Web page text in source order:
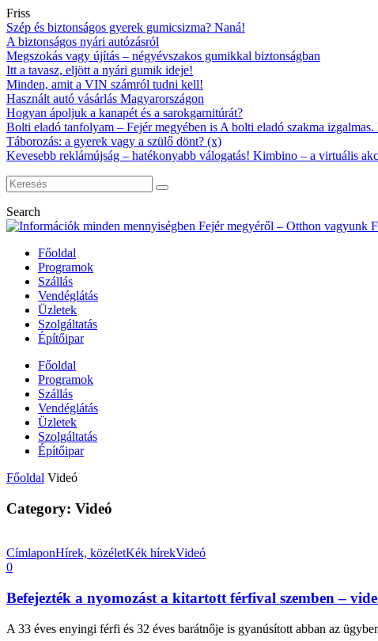
Friss
Szép és biztonságos gyerek gumicsizma? Naná!
A biztonságos nyári autózásról
Megszokás vagy újítás – négyévszakos gumikkal biztonságban
Itt a tavasz, eljött a nyári gumik ideje!
Minden, amit a VIN számról tudni kell!
Használt autó vásárlás Magyarországon
Hogyan ápoljuk a kanapét és a sarokgarnitúrát?
Bolti eladó tanfolyam – Fejér megyében is A bolti eladó szakma
Táborozás: a gyerek vagy a szülő dönt? (x)
Kevesebb reklámújság – hatékonyabb válogatás! Kimbino – a virtuális
Search
Főoldal
Programok
Szállás
Vendéglátás
Üzletek
Szolgáltatás
Építőipar
Főoldal
Programok
Szállás
Vendéglátás
Üzletek
Szolgáltatás
Építőipar
Főoldal Videó
Category: Videó
CímlaponHírek, közéletKék hírekVideó
0
Befejezték a nyomozást a kitartott férfival szemben –
A 33 éves enyingi férfi és 32 éves barátnője is gyanúsított abban az